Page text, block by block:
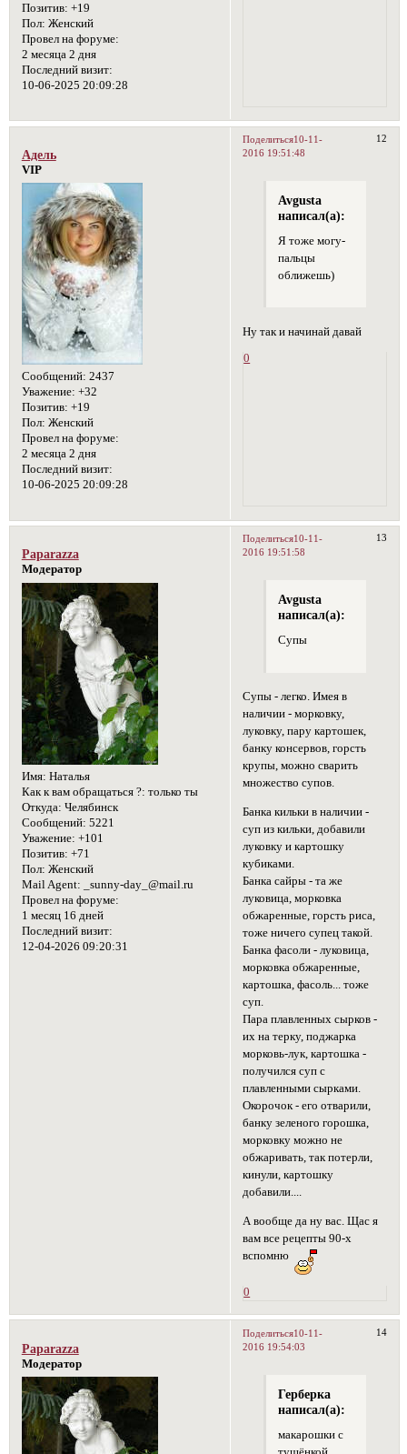
Позитив: +19
Пол: Женский
Провел на форуме:
2 месяца 2 дня
Последний визит:
10-06-2025 20:09:28
Поделиться 12
10-11-
2016 19:51:48
Адель
VIP
Сообщений: 2437
Уважение: +32
Позитив: +19
Пол: Женский
Провел на форуме:
2 месяца 2 дня
Последний визит:
10-06-2025 20:09:28
Avgusta
написал(а):
Я тоже могу-
пальцы
оближешь)
Ну так и начинай давай
0
Поделиться 13
10-11-
2016 19:51:58
Paparazza
Модератор
Имя: Наталья
Как к вам обращаться ?: только ты
Откуда: Челябинск
Сообщений: 5221
Уважение: +101
Позитив: +71
Пол: Женский
Mail Agent: _sunny-day_@mail.ru
Провел на форуме:
1 месяц 16 дней
Последний визит:
12-04-2026 09:20:31
Avgusta
написал(а):
Супы
Супы - легко. Имея в
наличии - морковку,
луковку, пару картошек,
банку консервов, горсть
крупы, можно сварить
множество супов.
Банка кильки в наличии -
суп из кильки, добавили
луковку и картошку
кубиками.
Банка сайры - та же
луковица, морковка
обжаренные, горсть риса,
тоже ничего супец такой.
Банка фасоли - луковица,
морковка обжаренные,
картошка, фасоль... тоже
суп.
Пара плавленных сырков -
их на терку, поджарка
морковь-лук, картошка -
получился суп с
плавленными сырками.
Окорочок - его отварили,
банку зеленого горошка,
морковку можно не
обжаривать, так потерли,
кинули, картошку
добавили....
А вообще да ну вас. Щас я
вам все рецепты 90-х
вспомню
0
Поделиться 14
10-11-
2016 19:54:03
Paparazza
Модератор
Герберка
написал(а):
макарошки с